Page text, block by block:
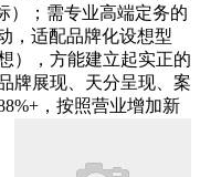
）；需专业高端定务的
，适配品牌化设想型
），方能建立起实正的
牌展现、天分呈现、案
，按照营业增加新